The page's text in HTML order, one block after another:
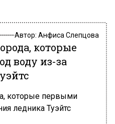
Автор: Анфиса Слепцова
которые
воду из-за